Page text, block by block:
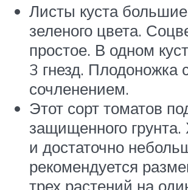
Листы куста
зеленого цвета.
простое. В одном
3 гнезд. Плодоножка
сочленением.
Этот сорт томатов
защищенного грунта.
и достаточно
рекомендуется
трех растений на